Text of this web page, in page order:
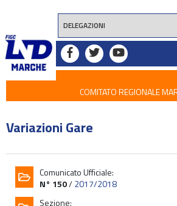
COMITATO REGIONALE
Variazioni Gare
Comunicato Ufficiale:
N° 150/2017/2018
Sezione: